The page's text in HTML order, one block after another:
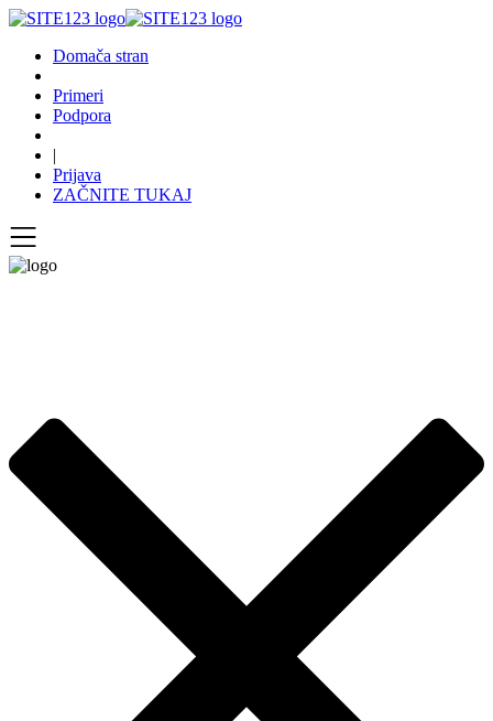
Domača stran
Primeri
Podpora
|
Prijava
ZAČNITE TUKAJ